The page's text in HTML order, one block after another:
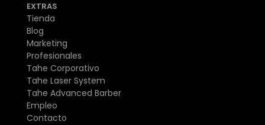
EXTRAS
Tienda
Blog
Marketing
Profesionales
Tahe Corporativo
Tahe Laser System
Tahe Advanced Barber
Empleo
Contacto